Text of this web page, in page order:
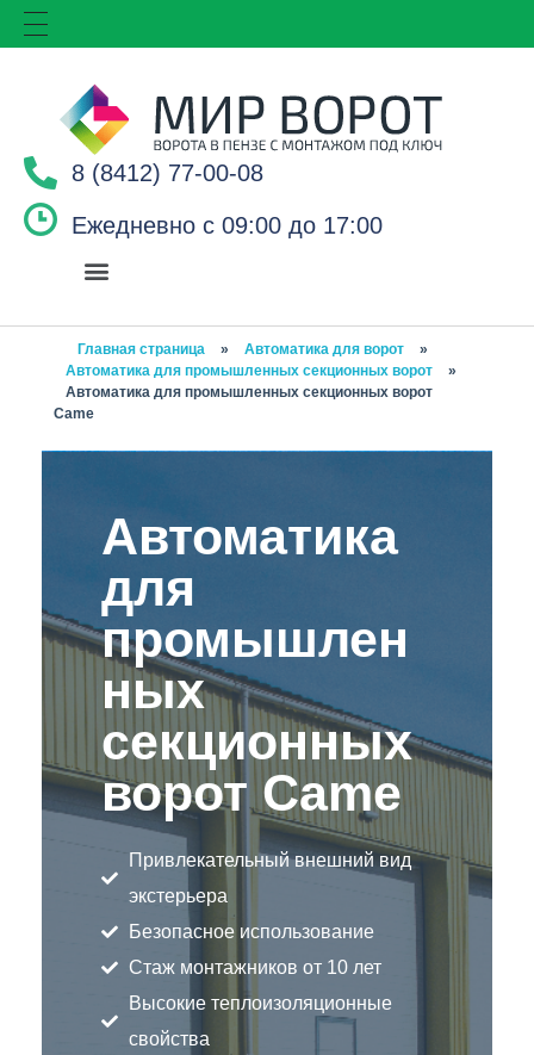
8 (8412) 77-00-08
Ежедневно с 09:00 до 17:00
Главная страница » Автоматика для ворот
»
Автоматика для промышленных секционных ворот
»
Автоматика для промышленных секционных ворот
Came
Автоматика
для
промышлен
ных
секционных
ворот Came
Привлекательный внешний вид
экстерьера
Безопасное использование
Стаж монтажников от 10 лет
Высокие теплоизоляционные
свойства